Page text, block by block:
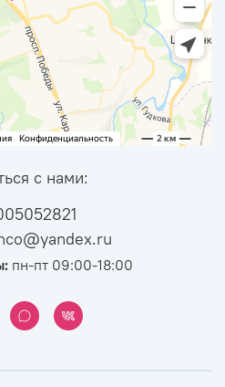
с нами:
пн-пт 09:00-18:00